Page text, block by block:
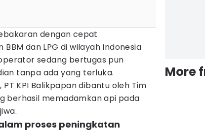
dengan cepat
dan LPG di wilayah Indonesia
sedang bertugas pun
tanpa ada yang terluka.
KPI Balikpapan dibantu oleh Tim
berhasil memadamkan api pada
proses peningkatan
More